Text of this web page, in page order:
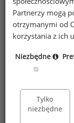
Rodzaje
Wellness/
Swoboda
Plany i
Inne
Bony,
Partnerzy mogą
otrzymanymi od
korzystania z ich
Niezbędne
Tylko
niezbędne